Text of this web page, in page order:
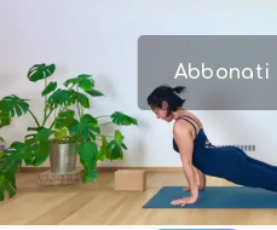
Abbonati